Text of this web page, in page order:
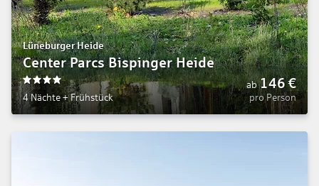
Lüneburger Heide
Center Parcs Bispinger Heide
4
4 Nächte+Frühstück
ab 146€
pro Person